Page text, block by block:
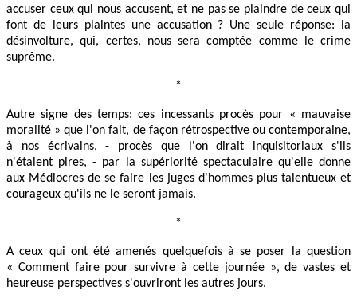
accuser ceux qui nous accusent, et ne pas se plaindre de ceux qui
font de leurs plaintes une accusation ? Une seule réponse: la
désinvolture, qui, certes, nous sera comptée comme le crime
suprême.
*
Autre signe des temps: ces incessants procès pour « mauvaise
moralité » que l'on fait, de façon rétrospective ou contemporaine,
à nos écrivains, - procès que l'on dirait inquisitoriaux s'ils
n'étaient pires, - par la supériorité spectaculaire qu'elle donne
aux Médiocres de se faire les juges d'hommes plus talentueux et
courageux qu'ils ne le seront jamais.
*
A ceux qui ont été amenés quelquefois à se poser la question
« Comment faire pour survivre à cette journée », de vastes et
heureuse perspectives s'ouvriront les autres jours.